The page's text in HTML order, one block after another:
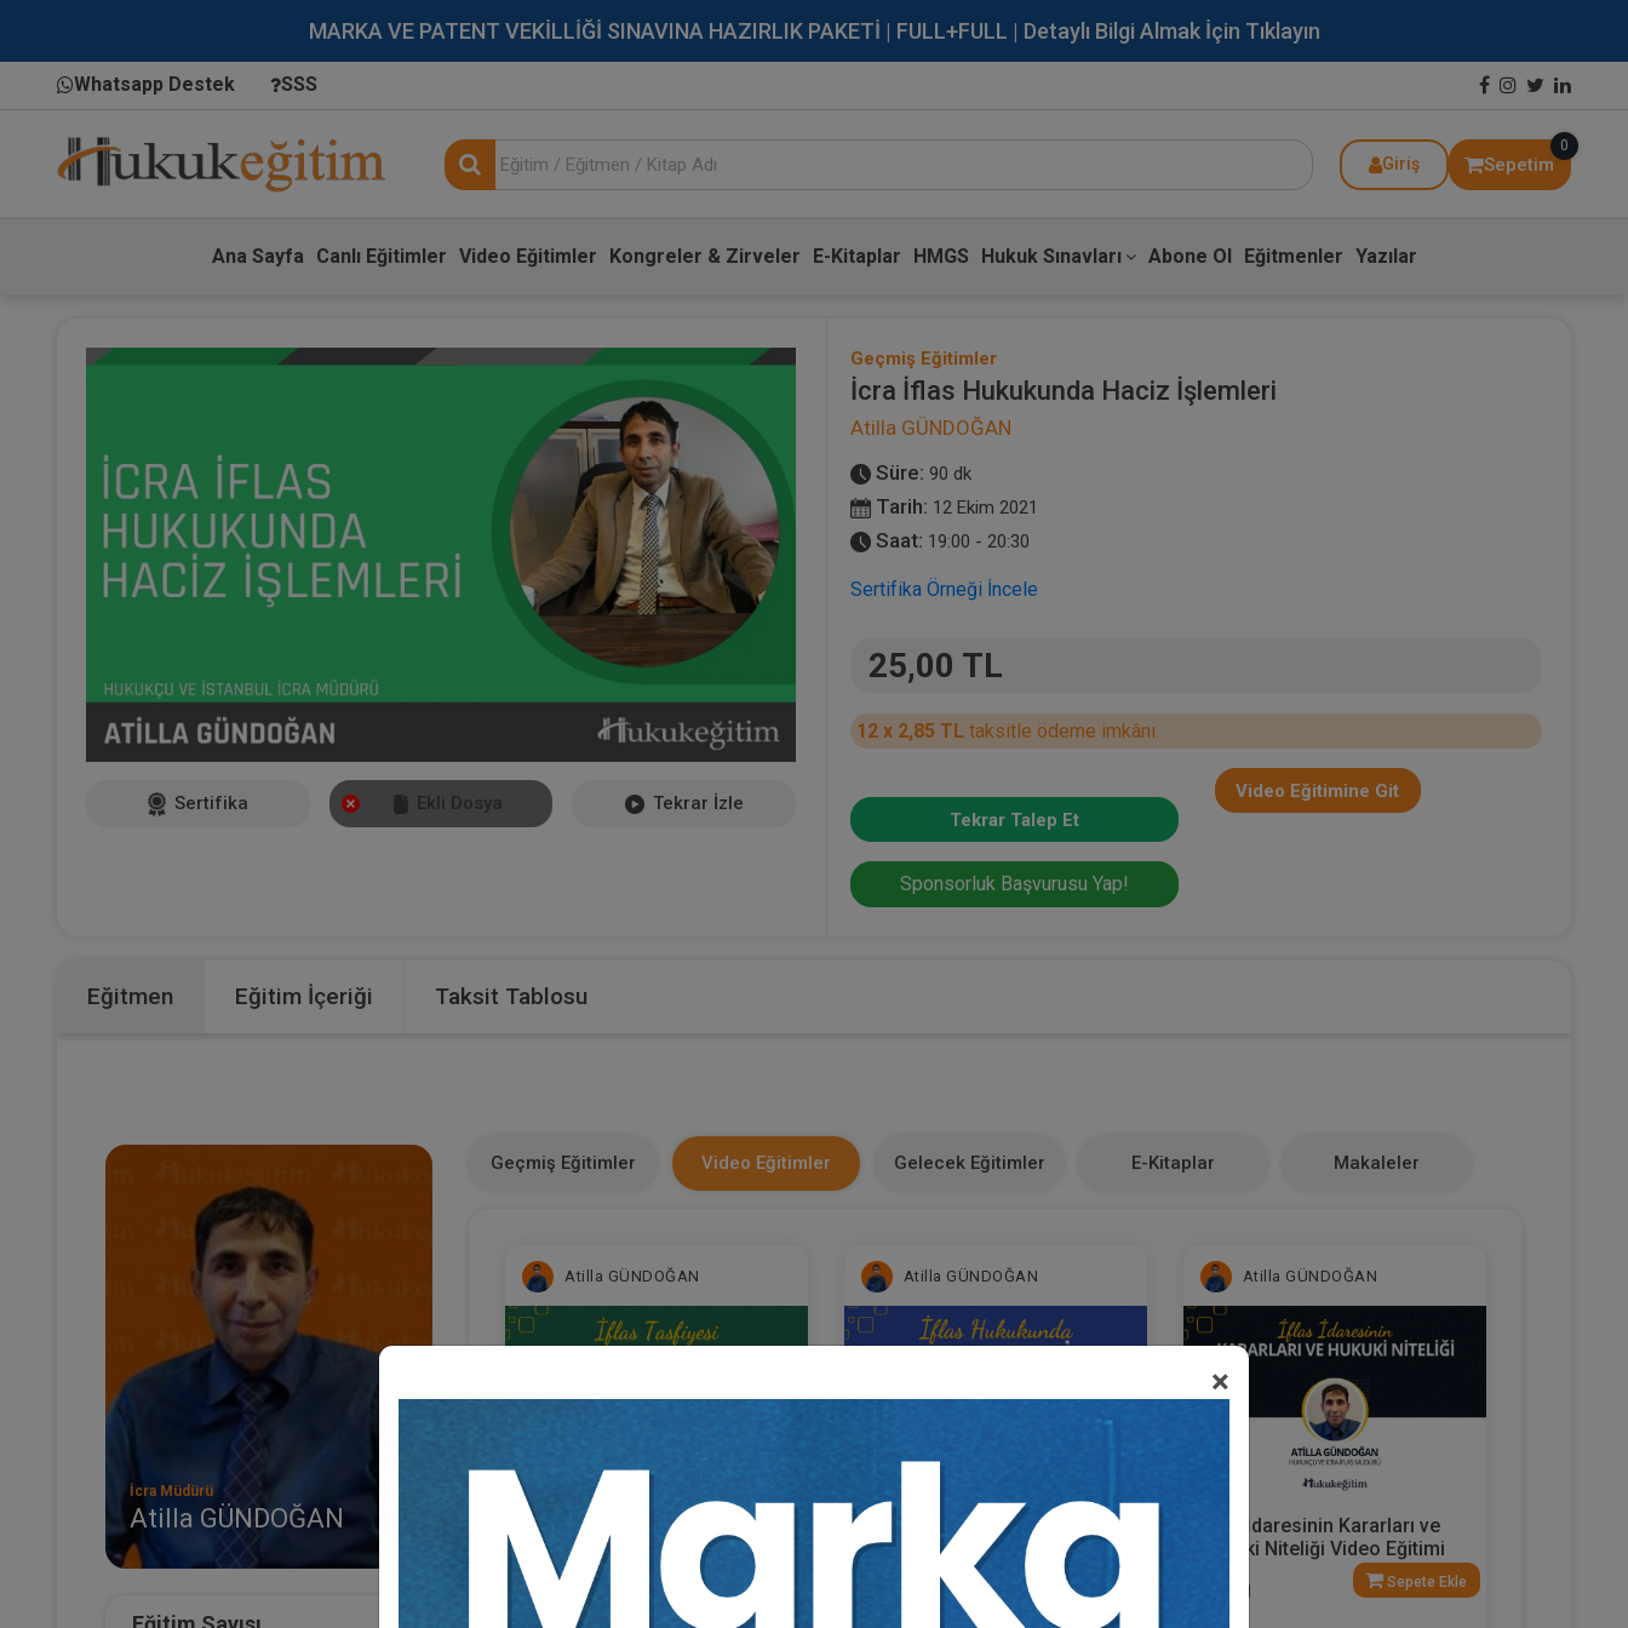
MARKA VE PATENT VEKİLLİĞİ SINAVINA HAZIRLIK PAKETİ | FULL+FULL | Detaylı Bilgi Almak İçin Tıklayın
Whatsapp Destek SSS
Giriş Sepetim
0
Ana Sayfa Canlı Eğitimler Video Eğitimler Kongreler & Zirveler E-Kitaplar HMGS Hukuk Sınavları Abone Ol Eğitmenler Yazılar
×
Sertifika Ekli Dosya Tekrar İzle
Geçmiş Eğitimler
İcra İflas Hukukunda Haciz İşlemleri
Atilla GÜNDOĞAN
Süre: 90 dk
Tarih: 12 Ekim 2021
Saat: 19:00 - 20:30
Sertifika Örneği İncele
25,00 TL
12 x 2,85 TL taksitle ödeme imkânı.
Tekrar Talep Et
Video Eğitimine Git
Sponsorluk Başvurusu Yap!
Eğitmen Eğitim İçeriği Taksit Tablosu
İcra Müdürü
Atilla GÜNDOĞAN
Geçmiş Eğitimler Video Eğitimler Gelecek Eğitimler E-Kitaplar Makaleler
Atilla GÜNDOĞAN
İflas Tasfiyesi Uygulaması
Video Eğitimi
300
Sepete Ekle
Atilla GÜNDOĞAN
İflas Hukukunda Sıra Cetveli
Video Eğitimi
Sepete Ekle
Atilla GÜNDOĞAN
İflas İdaresinin Kararları ve
Hukuki Niteliği Video Eğitimi
300
Sepete Ekle